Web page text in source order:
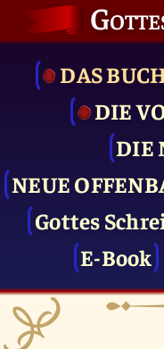
DAS
DIE
DIE
NEUE
Gottes
E-Book